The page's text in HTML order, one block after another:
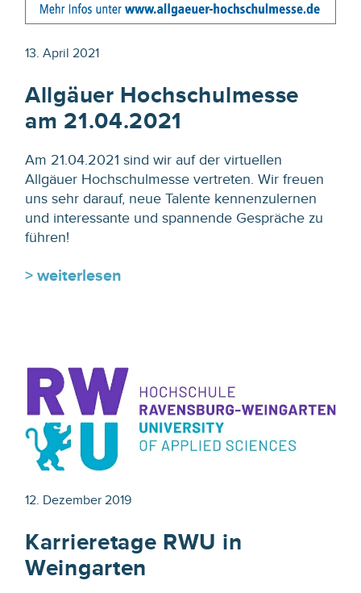
13. April 2021
Allgäuer Hochschulmesse
am 21.04.2021
Am 21.04.2021 sind wir auf der virtuellen
Allgäuer Hochschulmesse vertreten. Wir freuen
uns sehr darauf, neue Talente kennenzulernen
und interessante und spannende Gespräche zu
führen!
> weiterlesen
12. Dezember 2019
Karrieretage RWU in
Weingarten